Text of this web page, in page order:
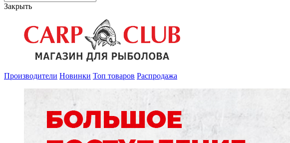
Закрыть
Производители Новинки Топ товаров Распродажа